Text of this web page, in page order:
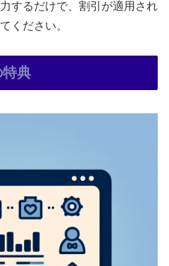
するだけで、割引が適用され
ください。
典